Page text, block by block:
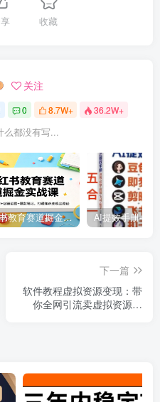
收藏
关注
0 8.7W+ 36.2W+
么都没有写...
小红书教育赛道掘金实战课：AI课件制作+店铺运营+爆款笔记，打通知识变现全路径
下一篇
软件教程虚拟资源变现：带
你全网引流卖虚拟资源软